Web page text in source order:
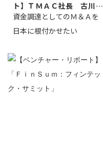
ト】ＴＭＡＣ社長 古川英
一
資金調達としてのＭ＆Ａを
日本に根付かせたい